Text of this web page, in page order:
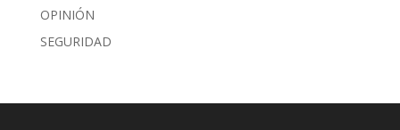
OPINIÓN
SEGURIDAD